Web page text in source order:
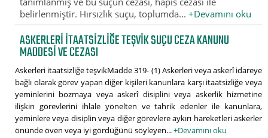
belirlenmiştir. Hırsızlık suçu, toplumda...+Devamını oku
ASKERLERI ITAATSIZLIĞE TEŞVIK SUÇU CEZA KANUNU
MADDESI VE CEZASI
Askerleri itaatsizliğe teşvikMadde 319- (1) Askerleri veya askerî idareye
bağlı olarak görev yapan diğer kişileri kanunlara karşı itaatsizliğe veya
yeminlerini bozmaya veya askerî disiplini veya askerlik hizmetine
ilişkin görevlerini ihlale yönelten ve tahrik edenler ile kanunlara,
yeminlere veya disiplin veya diğer görevlere aykırı hareketleri askerler
önünde öven veya iyi gördüğünü söyleyen...+Devamını oku